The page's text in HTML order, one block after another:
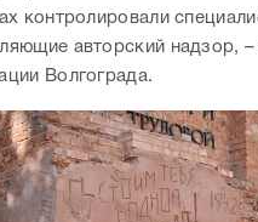
контролировали
авторский надзор, –
Волгограда.